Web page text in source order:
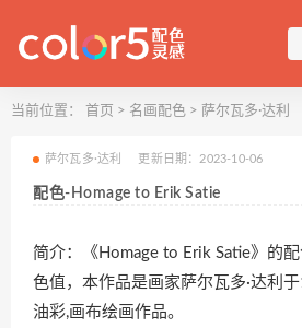
当前位置： 首页 > 名画配色 > 萨尔瓦多·达利
萨尔瓦多·达利 更新日期：2023-10-06
配色-Homage to Erik Satie
简介：《Homage to Erik Satie》的
色值，本作品是画家萨尔瓦多·达利
油彩,画布绘画作品。